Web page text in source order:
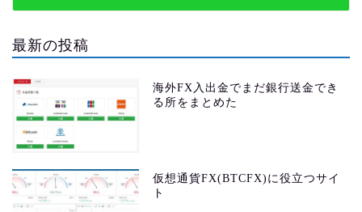
最新の投稿
海外FX入出金でまだ銀行送金でき
る所をまとめた
仮想通貨FX(BTCFX)に役立つサイ
ト